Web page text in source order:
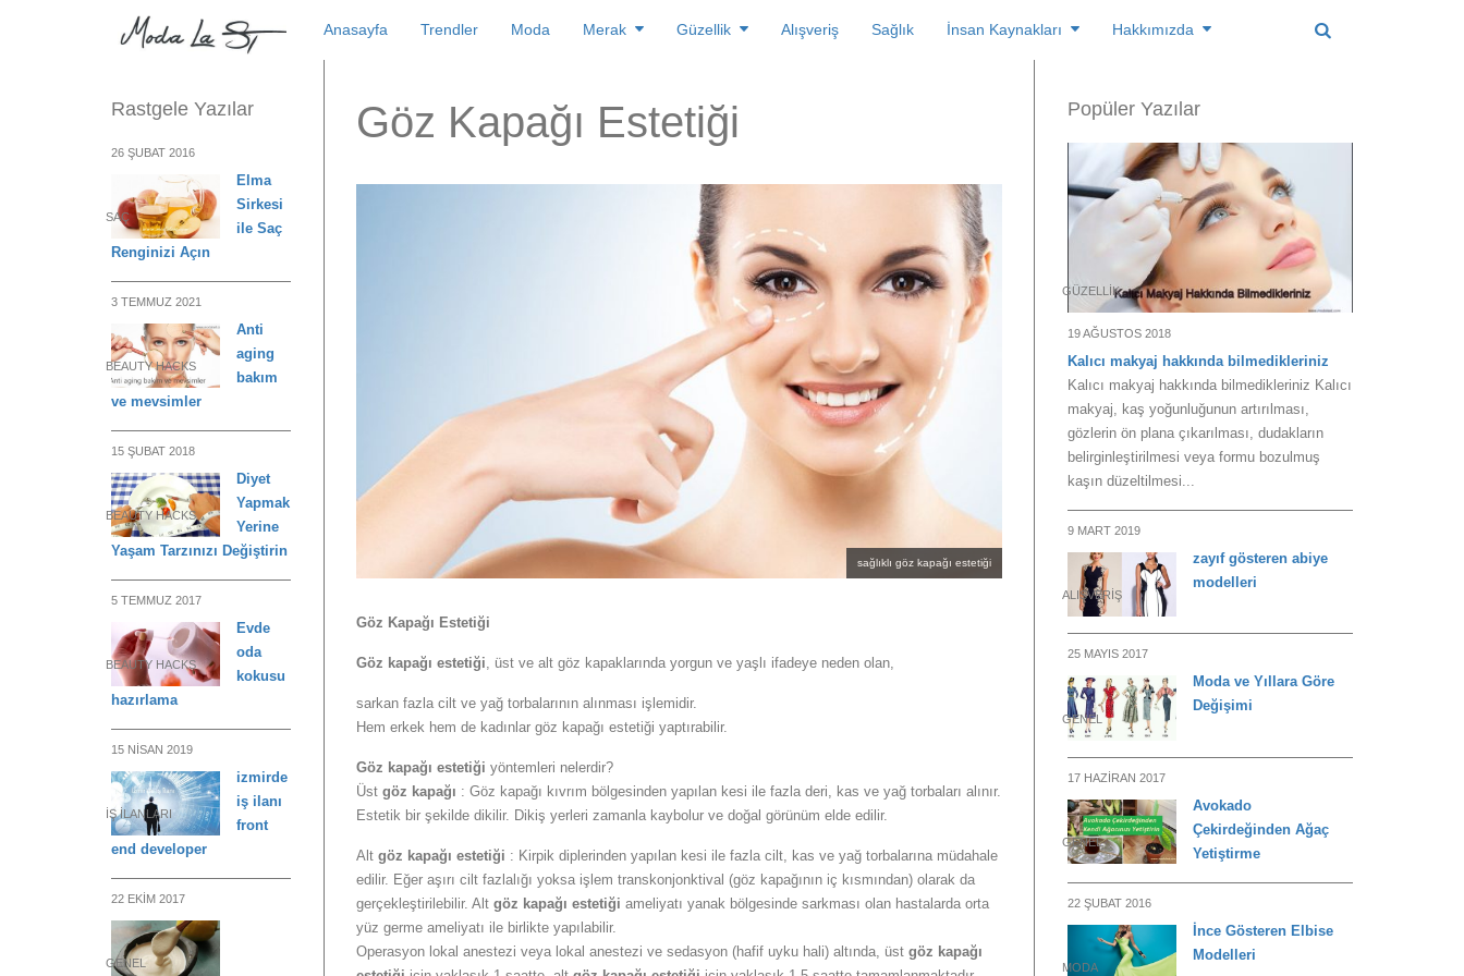
to
content
Anasayfa Trendler Moda Merak Güzellik Alışveriş Sağlık İnsan Kaynakları Hakkımızda
Göz Kapağı Estetiği
sağlıklı göz kapağı estetiği
Göz Kapağı Estetiği
Göz kapağı estetiği, üst ve alt göz kapaklarında yorgun ve yaşlı ifadeye neden olan,
sarkan fazla cilt ve yağ torbalarının alınması işlemidir.
Hem erkek hem de kadınlar göz kapağı estetiği yaptırabilir.
Göz kapağı estetiği yöntemleri nelerdir?
Üst göz kapağı : Göz kapağı kıvrım bölgesinden yapılan kesi ile fazla deri, kas ve yağ torbaları alınır.
Estetik bir şekilde dikilir. Dikiş yerleri zamanla kaybolur ve doğal görünüm elde edilir.
Alt göz kapağı estetiği : Kirpik diplerinden yapılan kesi ile fazla cilt, kas ve yağ torbalarına müdahale
edilir. Eğer aşırı cilt fazlalığı yoksa işlem transkonjonktival (göz kapağının iç kısmından) olarak da
gerçekleştirilebilir. Alt göz kapağı estetiği ameliyatı yanak bölgesinde sarkması olan hastalarda orta
yüz germe ameliyatı ile birlikte yapılabilir.
Operasyon lokal anestezi veya lokal anestezi ve sedasyon (hafif uyku hali) altında, üst göz kapağı
Popüler Yazılar
GÜZELLIK
19 AĞUSTOS 2018
Kalıcı makyaj hakkında bilmedikleriniz
Kalıcı makyaj hakkında bilmedikleriniz Kalıcı
makyaj, kaş yoğunluğunun artırılması,
gözlerin ön plana çıkarılması, dudakların
belirginleştirilmesi veya formu bozulmuş
kaşın düzeltilmesi...
9 MART 2019
ALIŞVERIŞ
zayıf gösteren abiye
modelleri
25 MAYIS 2017
GENEL
Moda ve Yıllara Göre
Değişimi
17 HAZIRAN 2017
GENEL
Avokado
Çekirdeğinden Ağaç
Yetiştirme
22 ŞUBAT 2016
MODA
İnce Gösteren Elbise
Modelleri
Rastgele Yazılar
26 ŞUBAT 2016
SAÇ
Elma
Sirkesi
ile Saç
Renginizi Açın
3 TEMMUZ 2021
BEAUTY HACKS
Anti
aging
bakım
ve mevsimler
15 ŞUBAT 2018
BEAUTY HACKS
Diyet
Yapmak
Yerine
Yaşam Tarzınızı Değiştirin
5 TEMMUZ 2017
BEAUTY HACKS
Evde
oda
kokusu
hazırlama
15 NISAN 2019
İŞ ILANLARI
izmirde
iş ilanı
front
end developer
22 EKIM 2017
GENEL